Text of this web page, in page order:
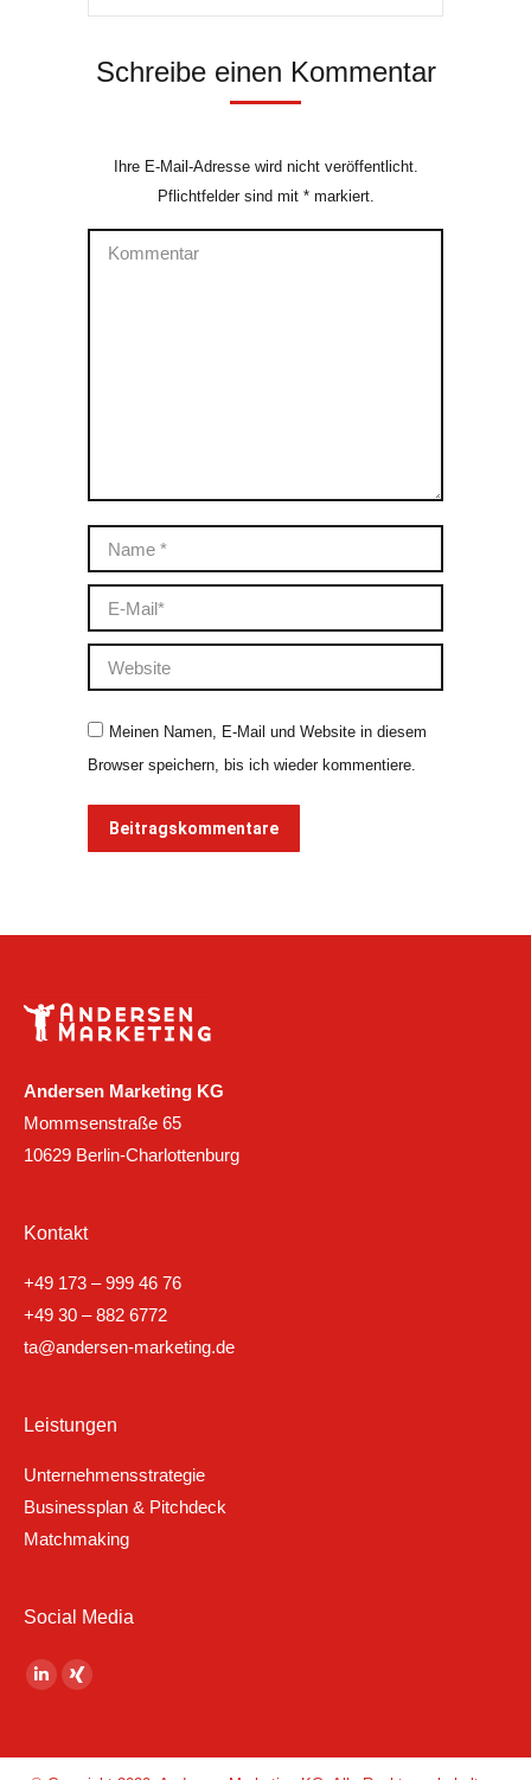
Schreibe einen Kommentar
Ihre E-Mail-Adresse wird nicht veröffentlicht.
Pflichtfelder sind mit *markiert.
Kommentar
Name *
E-Mail *
Website
Meinen Namen, E-Mail und Website in diesem
Browser speichern, bis ich wieder kommentiere.
Beitragskommentare
Andersen Marketing KG
Mommsenstraße 65
10629 Berlin-Charlottenburg
Kontakt
+49 173 – 999 46 76
+49 30 – 882 6772
ta@andersen-marketing.de
Leistungen
Unternehmensstrategie
Businessplan & Pitchdeck
Matchmaking
Social Media
Finden Sie uns auf:
LinkedinXING